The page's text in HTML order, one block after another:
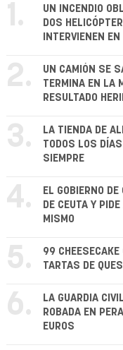
1.
UN INCENDIO
DOS
INTERVIENEN EN
2.
UN CAMIÓN SE
TERMINA EN LA
RESULTADO
3.
LA TIENDA DE
TODOS LOS
SIEMPRE
4.
EL GOBIERNO
DE CEUTA Y
MISMO
5.
99 CHEESECAKE
TARTAS DE
6.
LA GUARDIA
ROBADA EN
EUROS